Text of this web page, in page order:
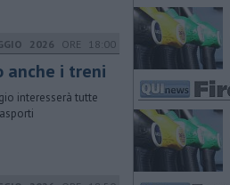
2026 ORE 18:00
anche i treni
interesserà tutte